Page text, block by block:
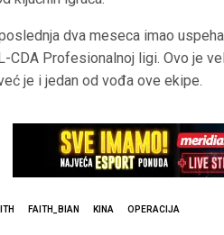
dva meseca imao
CDA Profesionalnoj ligi. Ovo je
je i jedan od vođa ove ekipe.
FAITH_BIAN KINA OPERACIJA